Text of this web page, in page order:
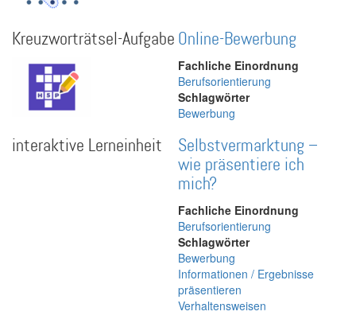
Kreuzworträtsel-Aufgabe Online-Bewerbung
Fachliche Einordnung
Berufsorientierung
Schlagwörter
Bewerbung
interaktive Lerneinheit
Selbstvermarktung –
wie präsentiere ich
mich?
Fachliche Einordnung
Berufsorientierung
Schlagwörter
Bewerbung
Informationen / Ergebnisse
präsentieren
Verhaltensweisen